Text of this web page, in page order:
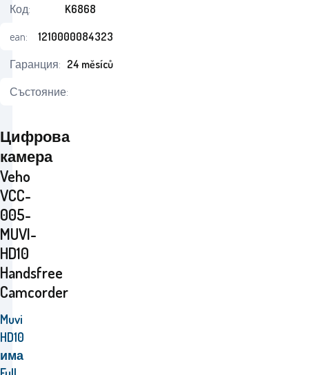
Цифрова
камера
Veho
VCC-
005-
MUVI-
HD10
Handsfree
Camcorder
Muvi
HD10
има
Код:
K6868
ean:
1210000084323
Гаранция: 24 měsíců
Състояние: